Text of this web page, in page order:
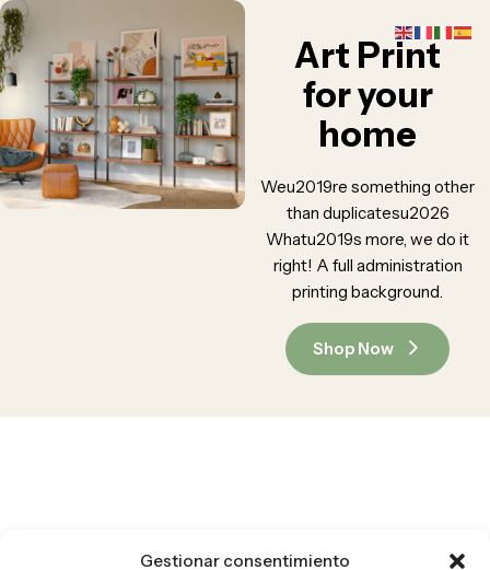
Gestionar consentimiento
Art Print
for your
home
Weu2019re something other
than duplicatesu2026
Whatu2019s more, we do it
right! A full administration
printing background.
Shop Now